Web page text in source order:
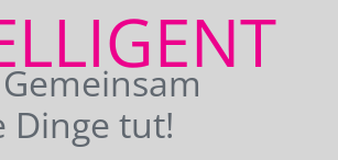
Dinge tut!